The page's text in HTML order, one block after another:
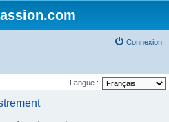
Connexion
Langue :